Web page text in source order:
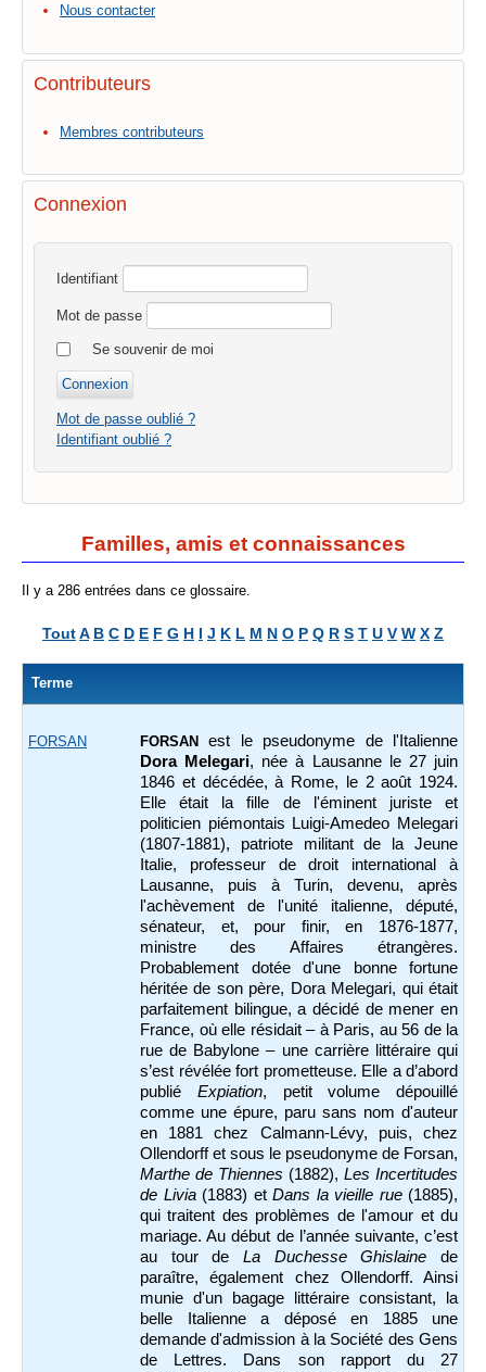
Nous contacter
Contributeurs
Membres contributeurs
Connexion
Identifiant
Mot de passe
Se souvenir de moi
Mot de passe oublié ?
Identifiant oublié ?
Familles, amis et connaissances
Il y a 286 entrées dans ce glossaire.
ToutA B C D E F G H I J K L M N O P Q R S T U V W X Z
Terme
FORSAN FORSANest le pseudonyme de l'Italienne
Dora Melegari, née à Lausanne le 27 juin
1846 et décédée, à Rome, le 2 août 1924.
Elle était la fille de l'éminent juriste et
politicien piémontais Luigi-Amedeo Melegari
(1807-1881), patriote militant de la Jeune
Italie, professeur de droit international à
Lausanne, puis à Turin, devenu, après
l'achèvement de l'unité italienne, député,
sénateur, et, pour finir, en 1876-1877,
ministre des Affaires étrangères.
Probablement dotée d'une bonne fortune
héritée de son père, Dora Melegari, qui était
parfaitement bilingue, a décidé de mener en
France, où elle résidait – à Paris, au 56 de la
rue de Babylone – une carrière littéraire qui
s’est révélée fort prometteuse. Elle a d’abord
publié Expiation, petit volume dépouillé
comme une épure, paru sans nom d'auteur
en 1881 chez Calmann-Lévy, puis, chez
Ollendorff et sous le pseudonyme de Forsan,
Marthe de Thiennes (1882), Les Incertitudes
de Livia(1883) et Dans la vieille rue (1885),
qui traitent des problèmes de l'amour et du
mariage. Au début de l’année suivante, c’est
au tour de La Duchesse Ghislaine de
paraître, également chez Ollendorff. Ainsi
munie d'un bagage littéraire consistant, la
belle Italienne a déposé en 1885 une
demande d'admission à la Société des Gens
de Lettres. Dans son rapport du 27